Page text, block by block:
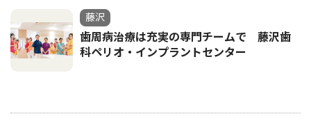
藤沢
歯周病治療は充実の専門チームで 藤沢歯
科ペリオ・インプラントセンター